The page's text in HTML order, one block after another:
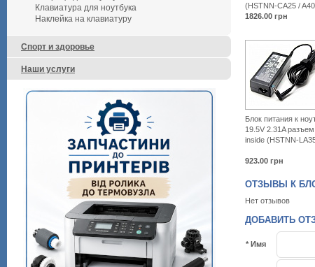
(HSTNN-CA25 /
1826.00 грн
Блок питания к
19.5V 2.31A
inside (HSTNN-
923.00 грн
ОТЗЫВЫ К
Нет отзывов
ДОБАВИТЬ
* Имя
Клавиатура для ноутбука
Наклейка на клавиатуру
Спорт и здоровье
Наши услуги